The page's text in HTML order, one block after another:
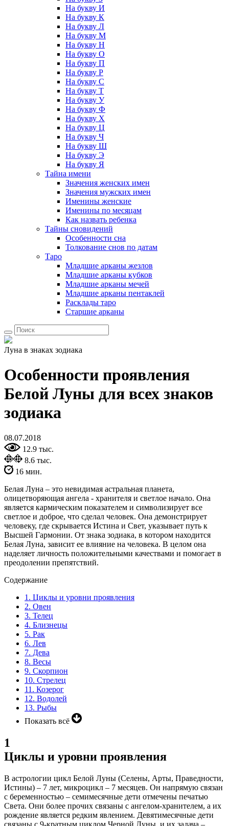
На букву И
На букву К
На букву Л
На букву М
На букву Н
На букву О
На букву П
На букву Р
На букву С
На букву Т
На букву У
На букву Ф
На букву Х
На букву Ц
На букву Ч
На букву Ш
На букву Э
На букву Я
Тайна имени
Значения женских имен
Значения мужских имен
Именины женские
Именины по месяцам
Как назвать ребенка
Тайны сновидений
Особенности сна
Толкование снов по датам
Таро
Младшие арканы жезлов
Младшие арканы кубков
Младшие арканы мечей
Младшие арканы пентаклей
Расклады таро
Старшие арканы
Луна в знаках зодиака
Особенности проявления
Белой Луны для всех знаков
зодиака
08.07.2018
12.9 тыс.
8.6 тыс.
16 мин.
Белая Луна – это невидимая астральная планета,
олицетворяющая ангела - хранителя и светлое начало. Она
является кармическим показателем и символизирует все
светлое и доброе, что сделал человек. Она демонстрирует
человеку, где скрывается Истина и Свет, указывает путь к
Высшей Гармонии. От знака зодиака, в котором находится
Белая Луна, зависит ее влияние на человека. В целом она
наделяет личность положительными качествами и помогает в
преодолении препятствий.
Содержание
1. Циклы и уровни проявления
2. Овен
3. Телец
4. Близнецы
5. Рак
6. Лев
7. Дева
8. Весы
9. Скорпион
10. Стрелец
11. Козерог
12. Водолей
13. Рыбы
Показать всё
1
Циклы и уровни проявления
В астрологии цикл Белой Луны (Селены, Арты, Праведности,
Истины) – 7 лет, микроцикл – 7 месяцев. Он напрямую связан
с беременностью – семимесячные дети отмечены печатью
Света. Они более прочих связаны с ангелом-хранителем, а их
рождение является редким явлением. Девятимесячные дети
связаны с 9-кратным циклом Черной Луны, и их задача –